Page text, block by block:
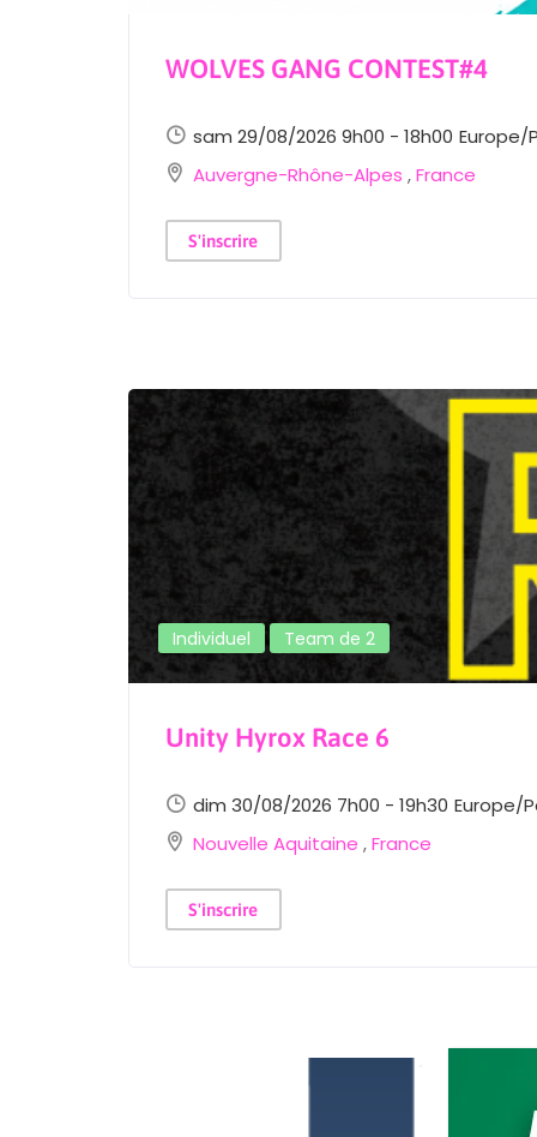
WOLVES GANG CONTEST#4
sam 29/08/2026 9h00 - 18h00 Europe/
Auvergne-Rhône-Alpes ,France
S'inscrire
Individuel Team de 2
Unity Hyrox Race 6
dim 30/08/2026 7h00 - 19h30 Europe/
Nouvelle Aquitaine ,France
S'inscrire